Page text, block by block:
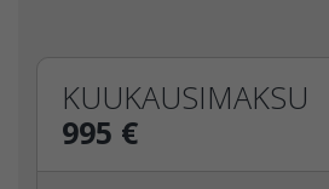
KUUKAUSIMAKSU
995 €